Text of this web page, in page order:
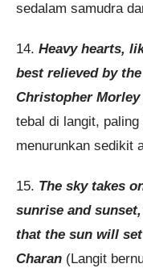
sedalam samudra
14. Heavy hearts,
best relieved by
Christopher Morley
tebal di langit,
menurunkan sedikit
15. The sky takes
sunrise and
that the sun will
Charan (Langit